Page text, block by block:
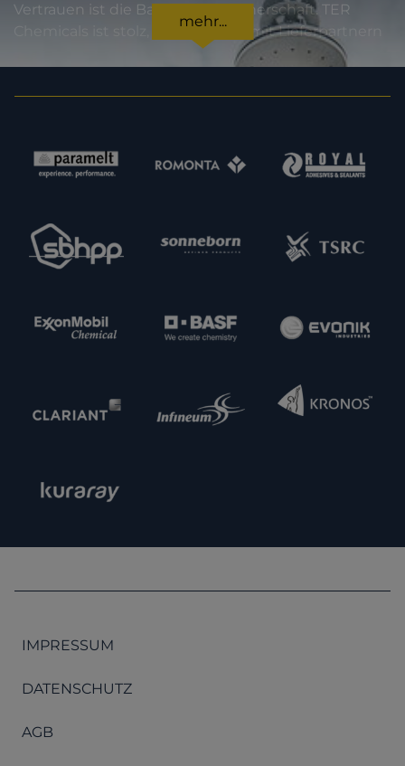
Vertrauen ist die Basis jeder Partnerschaft. TER
Chemicals ist stolz, international mit Lieferpartnern
zusammenzuarbeiten, die für höchste
unsere Kunden bedeutet dies Sicherheit in jeder
termingerechten Lieferung. Im Sinne einer
Erweiterung unserer Kapazitäten und unseres
interessiert, neue potenzielle Lieferpartner
kennenzulernen. Nehmen Sie gern Kontakt zu uns
mehr...
IMPRESSUM
DATENSCHUTZ
AGB